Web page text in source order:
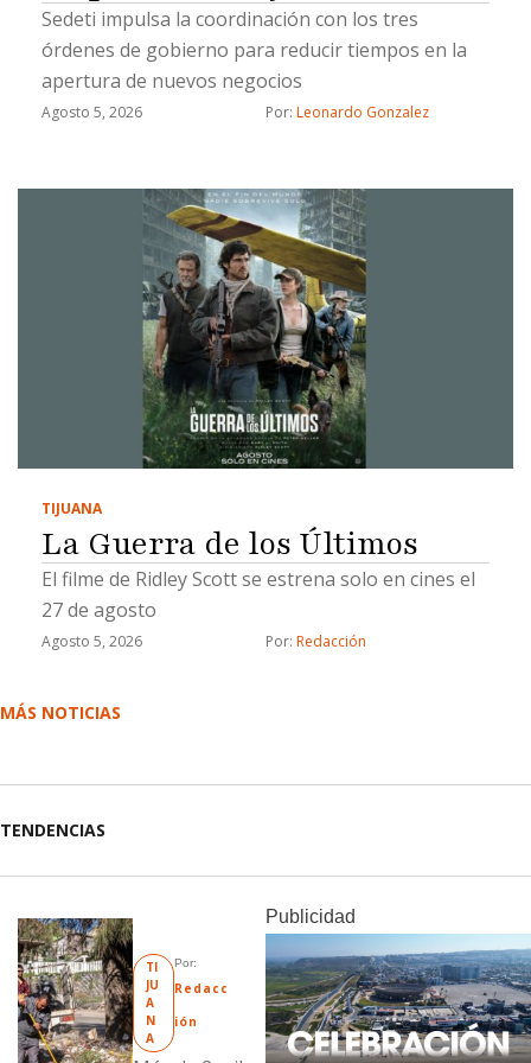
Sedeti impulsa la coordinación con los tres
órdenes de gobierno para reducir tiempos en la
apertura de nuevos negocios
Agosto 5, 2026 Por: Leonardo Gonzalez
TIJUANA
La Guerra de los Últimos
El filme de Ridley Scott se estrena solo en cines el
27 de agosto
Agosto 5, 2026 Por: Redacción
MÁS NOTICIAS
TENDENCIAS
TI
JU
A
N
A
Por:
Redacc
ión
Publicidad